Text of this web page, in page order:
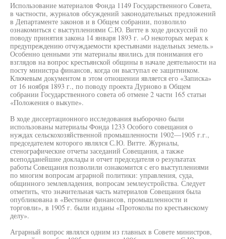
Использование материалов Фонда 1149 Государственного Совета,
в частности, журналов обсуждений законодательных предложений
в Департаменте законов и в Общем собрании, позволило
ознакомиться с выступлениями С.Ю. Витте в ходе дискуссий по
поводу принятия закона 14 января 1893 г. »О некоторых мерах к
предупреждению отчуждаемости крестьянами надельных земель.»
Особенно ценными эти материалы явились для понимания его
взглядов на вопрос крестьянской общины в начале деятельности на
посту министра финансов, когда он выступал ее защитником.
Ключевым документом в этом отношении является его «Записка»
от 16 ноября 1893 г., по поводу проекта Дурново в Общем
собрании Государственного совета об отмене 2 части 165 статьи
«Положения о выкупе».
В ходе диссертационного исследования выборочно были
использованы материалы Фонда 1233 Особого совещания о
нуждах сельскохозяйственной промышленности 1902—1905 г.г.,
председателем которого являлся С.Ю. Витте. Журналы,
стенографические отчеты заседаний Совещания, а также
всеподданейшие доклады и отчет председателя о результатах
работы Совещания позволили ознакомится с его выступлениями
по многим вопросам аграрной политики: управления, суда,
общинного землевладения, вопросам землеустройства. Следует
отметить, что значительная часть материалов Совещания была
опубликована в «Вестнике финансов, промышленности и
торговли», в 1905 г. были изданы «Протоколы по крестьянскому
делу».
Аграрный вопрос являлся одним из главных в Совете министров,